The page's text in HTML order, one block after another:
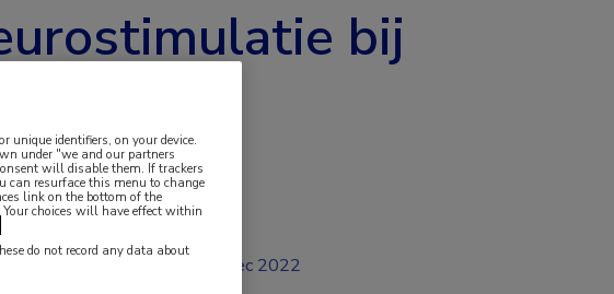
bij
dec 2022
unique identifiers, on your device.
under "we and our partners
will disable them. If trackers
can resurface this menu to change
link on the bottom of the
choices will have effect within
do not record any data about